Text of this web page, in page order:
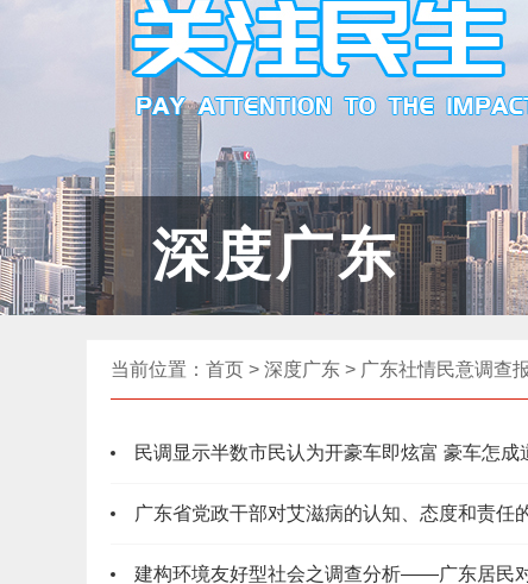
深度广东
当前位置： 首页 > 深度广东 > 广东社情民意调查
民调显示半数市民认为开豪车即炫富 豪车怎成
广东省党政干部对艾滋病的认知、态度和责任
建构环境友好型社会之调查分析——广东居民